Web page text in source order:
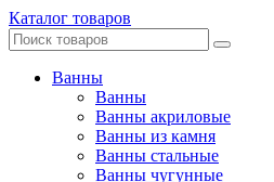
Каталог товаров
Ванны
Ванны
Ванны акриловые
Ванны из камня
Ванны стальные
Ванны чугунные